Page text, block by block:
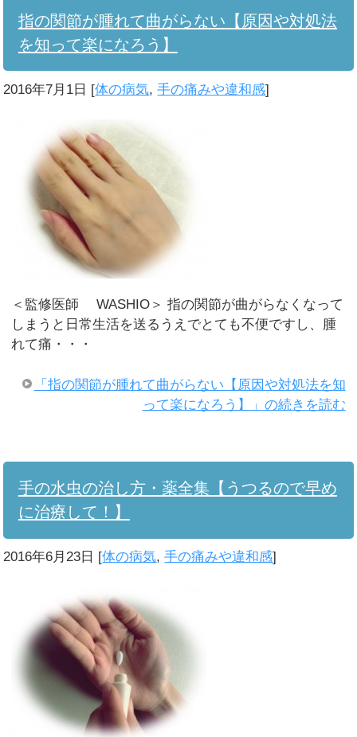
指の関節が腫れて曲がらない【原因や対処法
を知って楽になろう】
2016年7月1日 [体の病気,手の痛みや違和感]
＜監修医師 WASHIO＞ 指の関節が曲がらなくなって
しまうと日常生活を送るうえでとても不便ですし、腫
れて痛・・・
「指の関節が腫れて曲がらない【原因や対処法を知
って楽になろう】」の続きを読む
手の水虫の治し方・薬全集【うつるので早め
に治療して！】
2016年6月23日 [体の病気,手の痛みや違和感]